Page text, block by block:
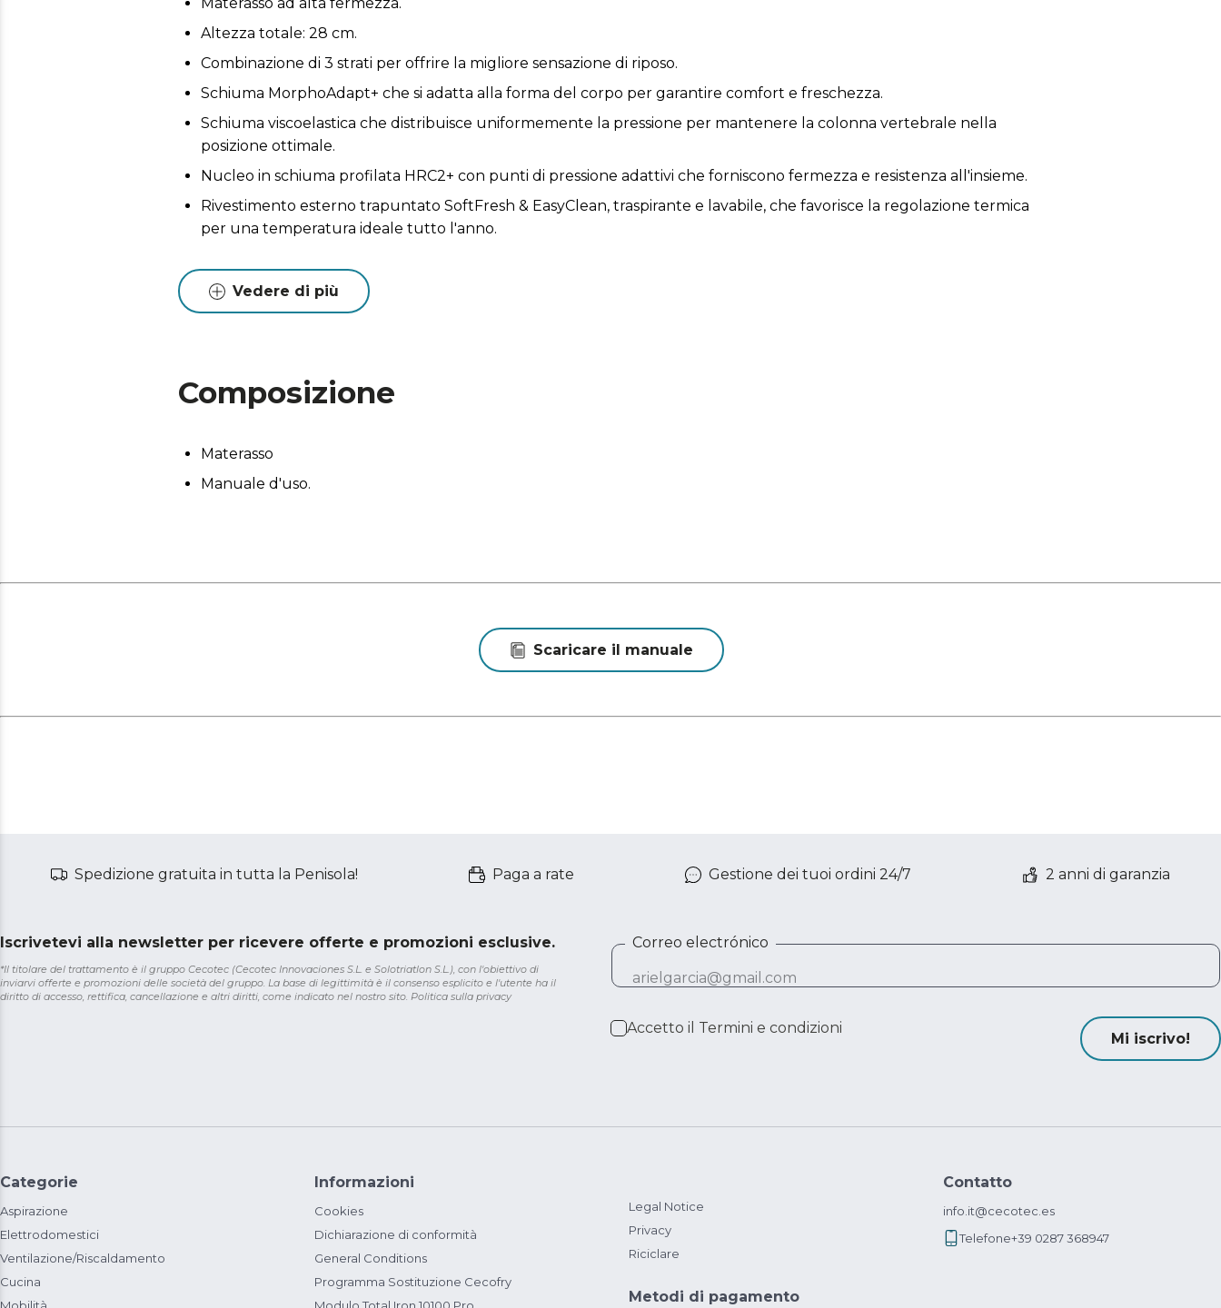
Altezza totale: 28 cm.
Combinazione di 3 strati per offrire la migliore sensazione di riposo.
Schiuma MorphoAdapt+ che si adatta alla forma del corpo per garantire comfort e freschezza.
Schiuma viscoelastica che distribuisce uniformemente la pressione per mantenere la colonna vertebrale nella
posizione ottimale.
Nucleo in schiuma profilata HRC2+ con punti di pressione adattivi che forniscono fermezza e resistenza all'insieme.
Rivestimento esterno trapuntato SoftFresh & EasyClean, traspirante e lavabile, che favorisce la regolazione termica
per una temperatura ideale tutto l'anno.
Vedere di più
Composizione
Materasso
Manuale d'uso.
Scaricare il manuale
Spedizione gratuita in tutta la Penisola! Paga a rate Gestione dei tuoi ordini 24/7 2 anni di garanzia
Iscrivetevi alla newsletter per ricevere offerte e promozioni esclusive.
*Il titolare del trattamento è il gruppo Cecotec (Cecotec Innovaciones S.L. e Solotriatlon S.L.), con l'obiettivo di
inviarvi offerte e promozioni delle società del gruppo. La base di legittimità è il consenso esplicito e l'utente ha il
diritto di accesso, rettifica, cancellazione e altri diritti, come indicato nel nostro sito. Politica sulla privacy
Correo electrónico
Accetto il Termini e condizioni
Mi iscrivo!
Categorie
Aspirazione
Elettrodomestici
Ventilazione/Riscaldamento
Cucina
Informazioni
Cookies
Dichiarazione di conformità
General Conditions
Programma Sostituzione Cecofry
Legal Notice
Privacy
Riciclare
Metodi di pagamento
Contatto
info.it@cecotec.es
Telefone+39 0287 368947